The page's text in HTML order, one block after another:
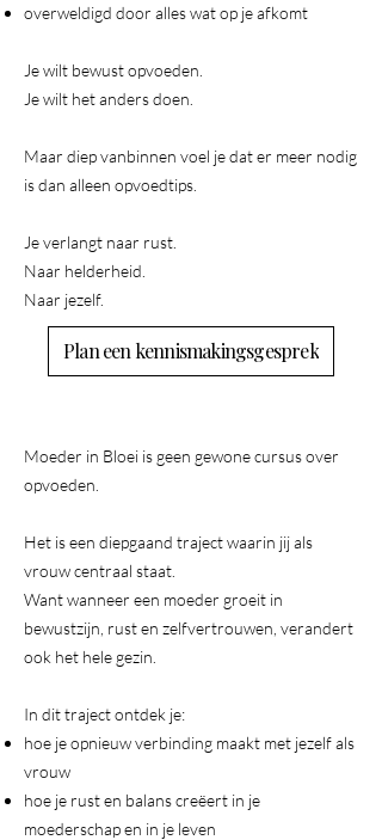
overweldigd door alles wat op je afkomt
Je wilt bewust opvoeden.
Je wilt het anders doen.
Maar diep vanbinnen voel je dat er meer nodig
is dan alleen opvoedtips.
Je verlangt naar rust.
Naar helderheid.
Naar jezelf.
Plan een kennismakingsgesprek
Moeder in Bloei is geen gewone cursus over
opvoeden.
Het is een diepgaand traject waarin jij als
vrouw centraal staat.
Want wanneer een moeder groeit in
bewustzijn, rust en zelfvertrouwen, verandert
ook het hele gezin.
In dit traject ontdek je:
hoe je opnieuw verbinding maakt met jezelf als
vrouw
hoe je rust en balans creëert in je
moederschap en in je leven